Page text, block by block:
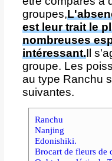
groupes,
est leur trait le
nombreuses
intéressant.Il
groupe. Les
au type Ranchu
suivantes.
Ranchu
Nanjing
Edonishiki.
Brocart de fleurs de